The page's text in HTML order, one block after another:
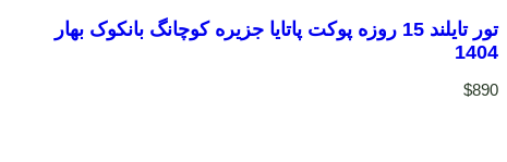
تور تایلند 15 روزه پوکت پاتایا جزیره کوچانگ بانکوک بهار
1404
$890